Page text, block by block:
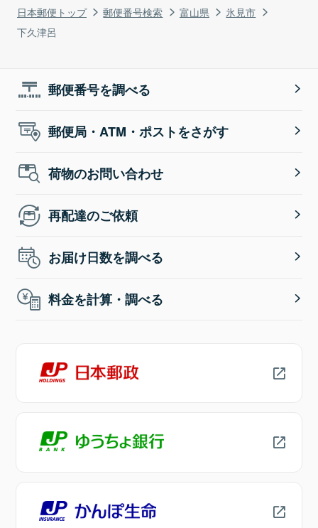
日本郵便トップ 郵便番号検索 富山県
氷見市
下久津呂
郵便番号を調べる
郵便局・ATM・ポストをさがす
荷物のお問い合わせ
再配達のご依頼
お届け日数を調べる
料金を計算・調べる